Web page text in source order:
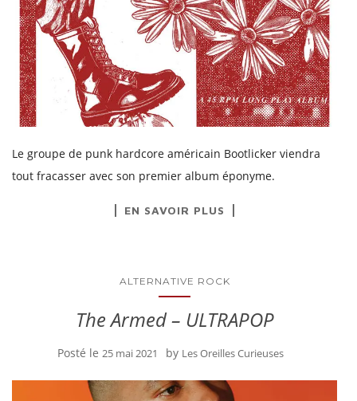
Le groupe de punk hardcore américain Bootlicker viendra
tout fracasser avec son premier album éponyme.
EN SAVOIR PLUS
ALTERNATIVE ROCK
The Armed – ULTRAPOP
Posté le 25 mai 2021 by Les Oreilles Curieuses